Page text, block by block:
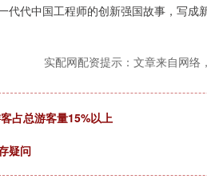
代中国工程师的创新强国故事，写成
实配网配资提示：文章来自网络
占总游客量15%以上
疑问